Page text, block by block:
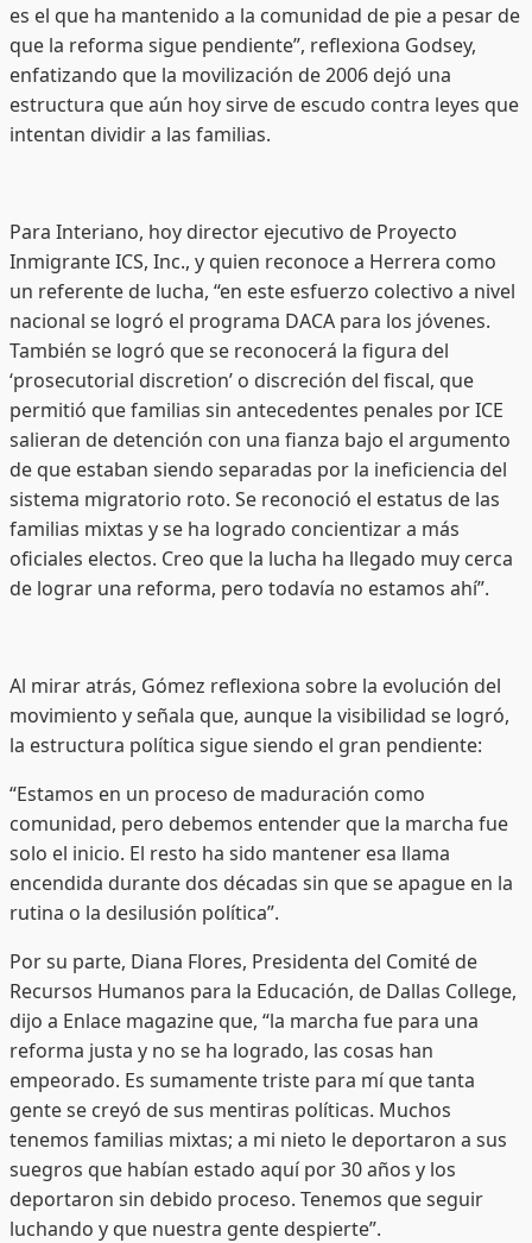
es el que ha mantenido a la comunidad de pie a pesar de
que la reforma sigue pendiente”, reflexiona Godsey,
enfatizando que la movilización de 2006 dejó una
estructura que aún hoy sirve de escudo contra leyes que
intentan dividir a las familias.
Para Interiano, hoy director ejecutivo de Proyecto
Inmigrante ICS, Inc., y quien reconoce a Herrera como
un referente de lucha, “en este esfuerzo colectivo a nivel
nacional se logró el programa DACA para los jóvenes.
También se logró que se reconocerá la figura del
‘prosecutorial discretion’ o discreción del fiscal, que
permitió que familias sin antecedentes penales por ICE
salieran de detención con una fianza bajo el argumento
de que estaban siendo separadas por la ineficiencia del
sistema migratorio roto. Se reconoció el estatus de las
familias mixtas y se ha logrado concientizar a más
oficiales electos. Creo que la lucha ha llegado muy cerca
de lograr una reforma, pero todavía no estamos ahí”.
Al mirar atrás, Gómez reflexiona sobre la evolución del
movimiento y señala que, aunque la visibilidad se logró,
la estructura política sigue siendo el gran pendiente:
“Estamos en un proceso de maduración como
comunidad, pero debemos entender que la marcha fue
solo el inicio. El resto ha sido mantener esa llama
encendida durante dos décadas sin que se apague en la
rutina o la desilusión política”.
Por su parte, Diana Flores, Presidenta del Comité de
Recursos Humanos para la Educación, de Dallas College,
dijo a Enlace magazine que, “la marcha fue para una
reforma justa y no se ha logrado, las cosas han
empeorado. Es sumamente triste para mí que tanta
gente se creyó de sus mentiras políticas. Muchos
tenemos familias mixtas; a mi nieto le deportaron a sus
suegros que habían estado aquí por 30 años y los
deportaron sin debido proceso. Tenemos que seguir
luchando y que nuestra gente despierte”.